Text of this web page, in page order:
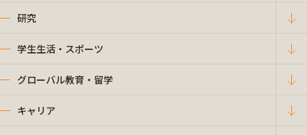
研究
学生生活・スポーツ
グローバル教育・留学
キャリア